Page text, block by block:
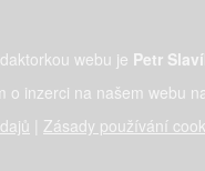
webu je Petr
o inzerci na našem webu
Zásady používání